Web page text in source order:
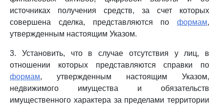
источниках получения средств, за счет которых
совершена сделка, представляются по формам,
утвержденным настоящим Указом.
3. Установить, что в случае отсутствия у лиц, в
отношении которых представляются справки по
формам, утвержденным настоящим Указом,
недвижимого имущества и обязательств
имущественного характера за пределами территории